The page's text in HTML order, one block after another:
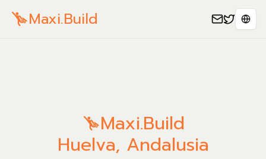
Maxi.Build
Maxi.Build
Huelva, Andalusia